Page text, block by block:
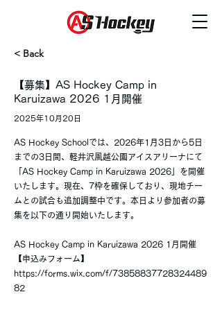
< Back
【募集】AS Hockey Camp in
Karuizawa 2026 1月開催
2025年10月20日
AS Hockey Schoolでは、2026年1月3日から5日
までの3日間、軽井沢風越公園アイスアリーナにて
「AS Hockey Camp in Karuizawa 2026」を開催
いたします。現在、7枠を確保しており、現地チー
ムとの試合も追加調整中です。本日より参加者の募
集を以下の通り開始いたします。
AS Hockey Camp in Karuizawa 2026 1月開催
【申込みフォーム】
https://forms.wix.com/f/73858837728324489
82